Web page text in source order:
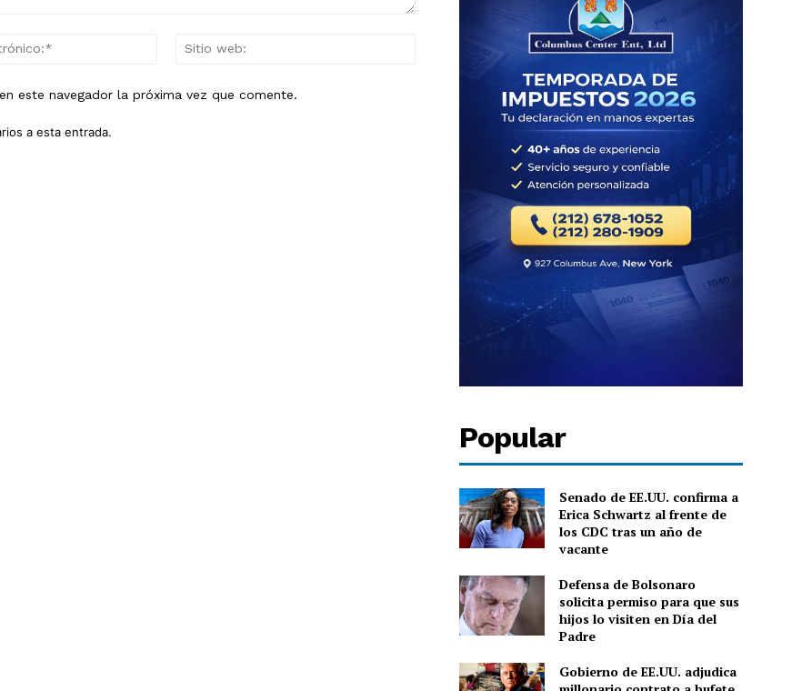
Correo
este navegador la próxima vez que comente.
a esta entrada.
Popular
Senado de EE.UU. confirma a
Erica Schwartz al frente de
los CDC tras un año de
vacante
Defensa de Bolsonaro
solicita permiso para que sus
hijos lo visiten en Día del
Padre
Gobierno de EE.UU. adjudica